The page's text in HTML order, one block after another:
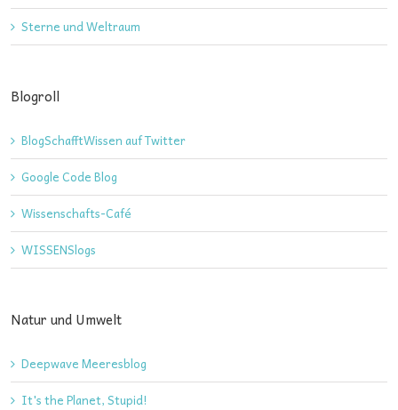
Sterne und Weltraum
Blogroll
BlogSchafftWissen auf Twitter
Google Code Blog
Wissenschafts-Café
WISSENSlogs
Natur und Umwelt
Deepwave Meeresblog
It's the Planet, Stupid!